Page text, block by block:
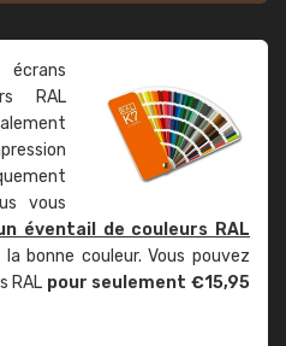
RAL
vous
éventail de couleurs RAL
bonne couleur. Vous pouvez
RAL pour seulement €15,95